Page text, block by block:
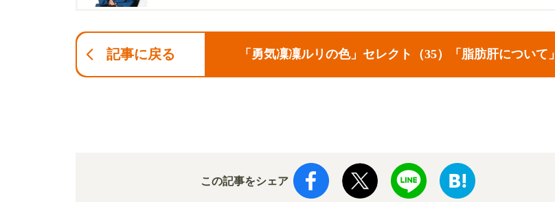
記事に戻る 「勇気凜凜ルリの色」セレクト（35）「脂肪肝について」
この記事をシェア